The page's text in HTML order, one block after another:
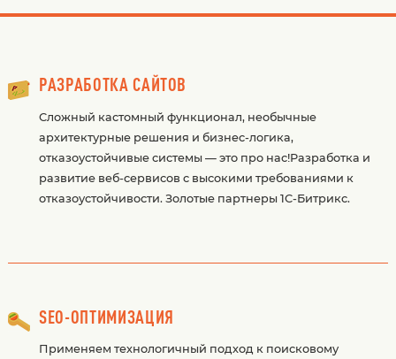
РАЗРАБОТКА САЙТОВ
Сложный кастомный функционал, необычные
архитектурные решения и бизнес-логика,
отказоустойчивые системы — это про нас!Разработка и
развитие веб-сервисов с высокими требованиями к
отказоустойчивости. Золотые партнеры 1С-Битрикс.
SEO-ОПТИМИЗАЦИЯ
Применяем технологичный подход к поисковому